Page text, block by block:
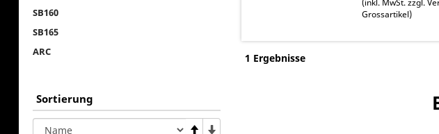
SB160
SB165
ARC
Sortierung
Grossartikel)
1 Ergebnisse